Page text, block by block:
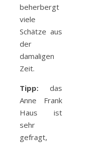
beherbergt
viele
Schätze aus
der
damaligen
Zeit.
Tipp: das
Anne Frank
Haus ist
sehr
gefragt,